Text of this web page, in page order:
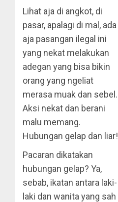
Lihat aja di angkot, di
pasar, apalagi di mal, ada
aja pasangan ilegal ini
yang nekat melakukan
adegan yang bisa bikin
orang yang ngeliat
merasa muak dan sebel.
Aksi nekat dan berani
malu memang.
Hubungan gelap dan liar!
Pacaran dikatakan
hubungan gelap? Ya,
sebab, ikatan antara laki-
laki dan wanita yang sah